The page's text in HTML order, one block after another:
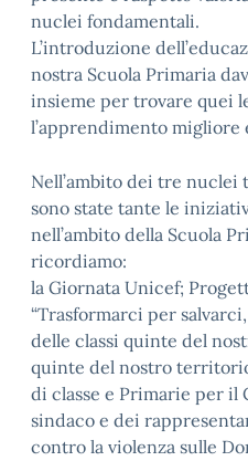
nuclei fondamentali.
L’introduzione
nostra Scuola Primaria
insieme per trovare quei
l’apprendimento
Nell’ambito dei tre
sono state tante le
nell’ambito della Scuola
ricordiamo:
la Giornata Unicef;
“Trasformarci per
delle classi quinte del
quinte del nostro
di classe e Primarie per il
sindaco e dei
contro la violenza sulle